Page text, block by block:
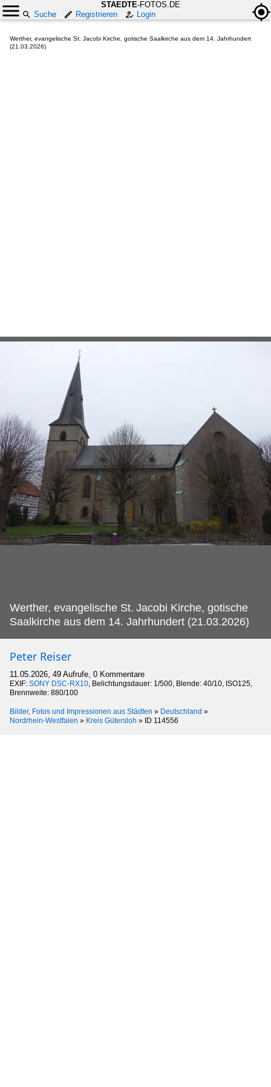
STAEDTE-FOTOS.DE
Suche
Registrieren Login
Werther, evangelische St. Jacobi Kirche, gotische Saalkirche aus dem 14. Jahrhundert
(21.03.2026)
Werther, evangelische St. Jacobi Kirche, gotische
Saalkirche aus dem 14. Jahrhundert (21.03.2026)
Peter Reiser
11.05.2026, 49 Aufrufe, 0 Kommentare
EXIF: SONY DSC-RX10, Belichtungsdauer: 1/500, Blende: 40/10, ISO125,
Brennweite: 880/100
Bilder, Fotos und Impressionen aus Städten » Deutschland »
Nordrhein-Westfalen » Kreis Gütersloh » ID 114556